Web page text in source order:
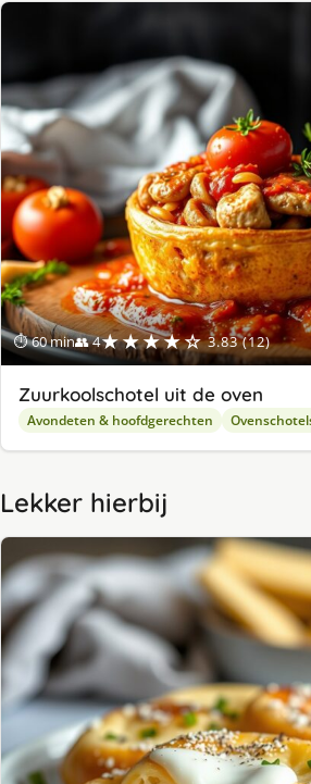
⏱ 60 min👥 4★★★★☆ 3.83 (12)
Zuurkoolschotel uit de oven
Avondeten & hoofdgerechten
Lekker hierbij